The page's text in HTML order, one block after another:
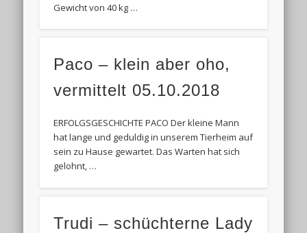
Gewicht von 40 kg …
Paco – klein aber oho,
vermittelt 05.10.2018
ERFOLGSGESCHICHTE PACO Der kleine Mann
hat lange und geduldig in unserem Tierheim auf
sein zu Hause gewartet. Das Warten hat sich
gelohnt, …
Trudi – schüchterne Lady